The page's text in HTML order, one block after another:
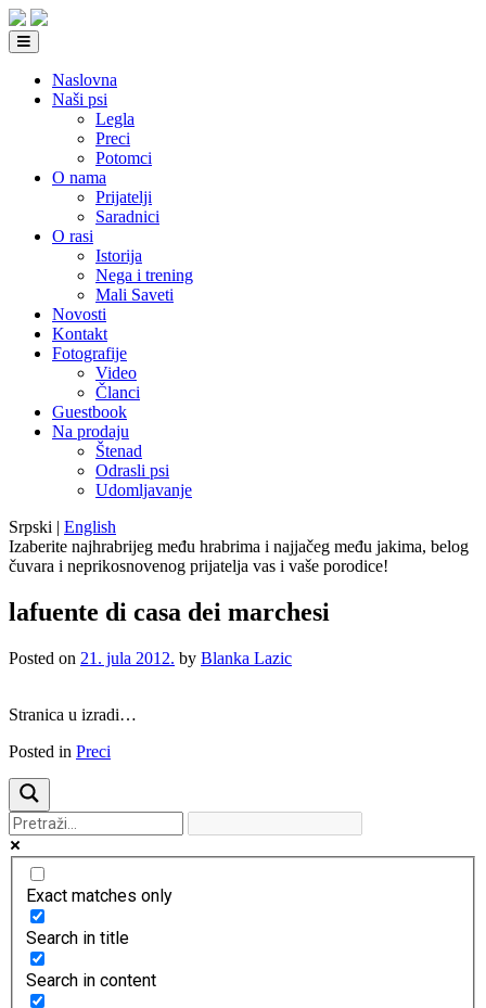
Naslovna
Naši psi
Legla
Preci
Potomci
O nama
Prijatelji
Saradnici
O rasi
Istorija
Nega i trening
Mali Saveti
Novosti
Kontakt
Fotografije
Video
Članci
Guestbook
Na prodaju
Štenad
Odrasli psi
Udomljavanje
Srpski | English
Izaberite najhrabrijeg među hrabrima i najjačeg među jakima, belog
čuvara i neprikosnovenog prijatelja vas i vaše porodice!
lafuente di casa dei marchesi
Posted on 21. jula 2012. by Blanka Lazic
Stranica u izradi…
Posted in Preci
Exact matches only
Search in title
Search in content